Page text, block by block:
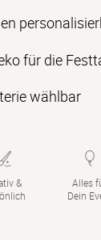
für die
wählbar
&
Alles
Dein